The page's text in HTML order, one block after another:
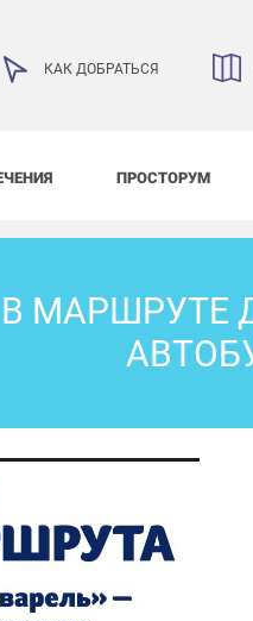
КАК ДОБРАТЬСЯ
ПРОСТОРУМ
МАРШРУТЕ